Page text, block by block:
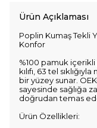
Ürün Açıklaması
Poplin Kumaş Tekli
Konfor
%100 pamuk
kılıfı, 63 tel
bir yüzey sunar.
sayesinde sağlığa
doğrudan temas
Ürün Özellikleri: